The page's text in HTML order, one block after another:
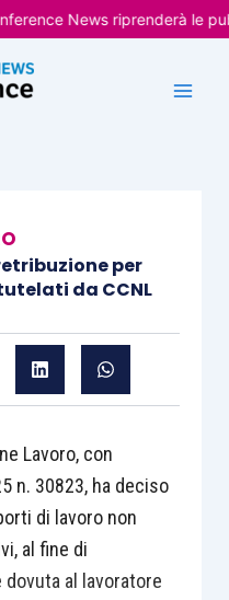
News riprenderà le
per
da CCNL
Lavoro, con
n. 30823, ha deciso
di lavoro non
al fine di
al lavoratore